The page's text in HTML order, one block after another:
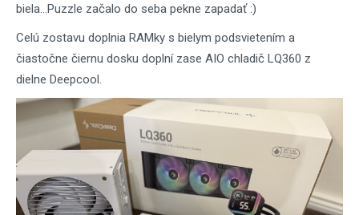
biela...Puzzle začalo do seba pekne zapadať :)
Celú zostavu doplnia RAMky s bielym podsvietením a
čiastočne čiernu dosku doplní zase AIO chladič LQ360 z
dielne Deepcool.